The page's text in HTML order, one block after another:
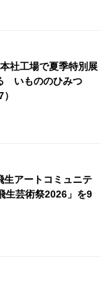
社工場で夏季特別展
いもののひみつ
生アートコミュニテ
生芸術祭2026」を9